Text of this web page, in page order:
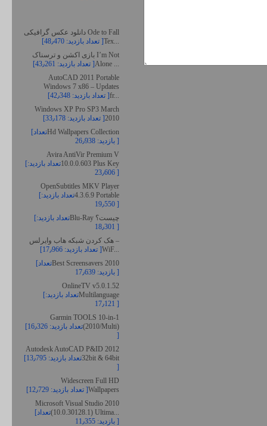
دانلود عکس گرافیکی Ode to Fall
Tex...[تعداد بازدید: 48٫470 ]
بازی اکشن و ترسناک I’m Not
Alone ...[تعداد بازدید: 43٫261 ]
AutoCAD 2011 Portable
Windows 7 x86 – Updates
fr... [تعداد بازدید: 42٫348 ]
Windows XP Pro SP3 March
2010[تعداد بازدید: 33٫178 ]
Hd Wallpapers Collection
[تعداد
بازدید: 26٫938 ]
Avira AntiVir Premium V
10.0.0.603 Plus Key
[تعداد بازدید:
23٫606 ]
OpenSubtitles MKV Player
4.3.6.9 Portable
[تعداد بازدید:
19٫550 ]
Blu-Ray چیست؟
[تعداد بازدید:
18٫301 ]
هک کردن شبکه هاب وایرلس –
WiF...[تعداد بازدید: 17٫966 ]
Best Screensavers 2010
[تعداد
بازدید: 17٫639 ]
OnlineTV v5.0.1.52
Multilanguage
[تعداد بازدید:
17٫121 ]
Garmin TOOLS 10-in-1
(2010/Multi)
[تعداد بازدید: 16٫326
]
Autodesk AutoCAD P&ID 2012
32bit & 64bit
[تعداد بازدید: 13٫795
]
Widescreen Full HD
Wallpapers[تعداد بازدید: 12٫729 ]
Microsoft Visual Studio 2010
(10.0.30128.1) Ultima...
[تعداد
بازدید: 11٫355 ]